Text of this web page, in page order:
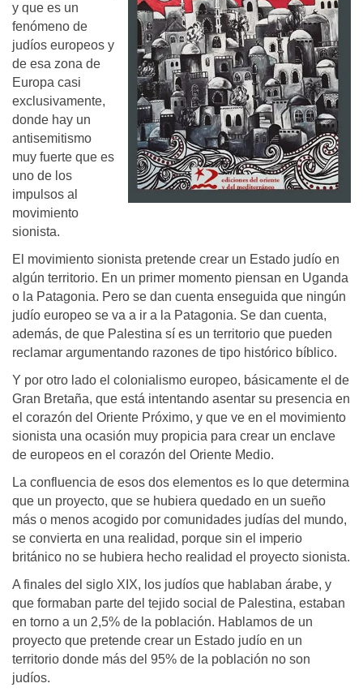
y que es un
fenómeno de
judíos europeos y
de esa zona de
Europa casi
exclusivamente,
donde hay un
antisemitismo
muy fuerte que es
uno de los
impulsos al
movimiento
sionista.
El movimiento sionista pretende crear un Estado judío en
algún territorio. En un primer momento piensan en Uganda
o la Patagonia. Pero se dan cuenta enseguida que ningún
judío europeo se va a ir a la Patagonia. Se dan cuenta,
además, de que Palestina sí es un territorio que pueden
reclamar argumentando razones de tipo histórico bíblico.
Y por otro lado el colonialismo europeo, básicamente el de
Gran Bretaña, que está intentando asentar su presencia en
el corazón del Oriente Próximo, y que ve en el movimiento
sionista una ocasión muy propicia para crear un enclave
de europeos en el corazón del Oriente Medio.
La confluencia de esos dos elementos es lo que determina
que un proyecto, que se hubiera quedado en un sueño
más o menos acogido por comunidades judías del mundo,
se convierta en una realidad, porque sin el imperio
británico no se hubiera hecho realidad el proyecto sionista.
A finales del siglo XIX, los judíos que hablaban árabe, y
que formaban parte del tejido social de Palestina, estaban
en torno a un 2,5% de la población. Hablamos de un
proyecto que pretende crear un Estado judío en un
territorio donde más del 95% de la población no son
judíos.